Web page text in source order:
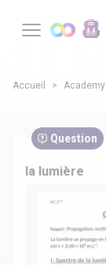
Accueil Academy
Question
la lumière